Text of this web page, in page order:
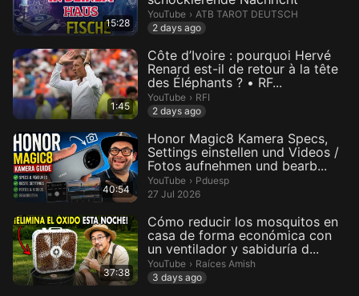
15:28
YouTube › ATB TAROT DEUTSCH.
ATB TAROT DEUTSCH
2 days ago
1:45
Côte d’Ivoire : pourquoi Hervé
Renard est-il de retour à la tête
des Éléphants ? • RF...
YouTube › RFI.
RFI
2 days ago
40:54
Honor Magic8 Kamera Specs,
Settings einstellen und Videos /
Fotos aufnehmen und bearb...
YouTube › Pduesp.
Pduesp
27 Jul 2026
37:38
Cómo reducir los mosquitos en
casa de forma económica con
un ventilador y sabiduría d...
YouTube › Raíces Amish.
Raíces Amish
3 days ago